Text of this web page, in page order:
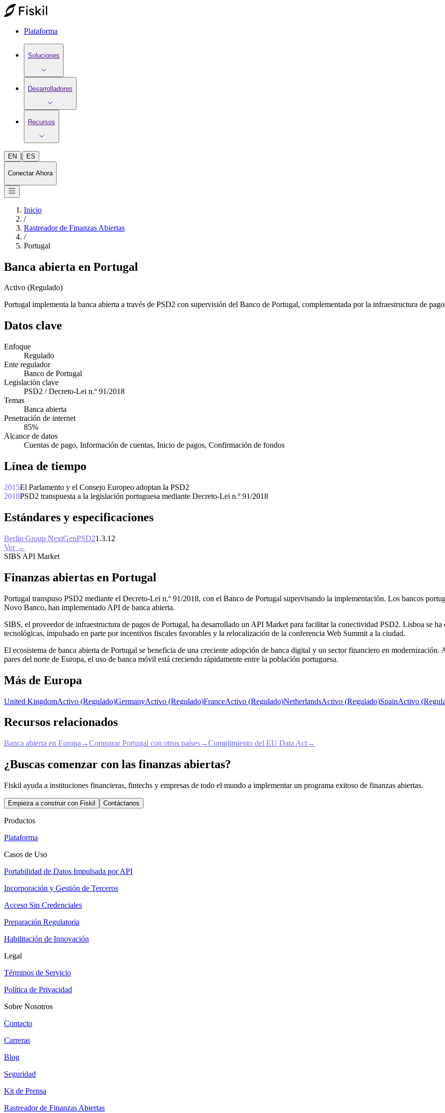
Plataforma
Soluciones
Desarrolladores
Recursos
EN | ES
Conectar Ahora
Inicio
/
Rastreador de Finanzas Abiertas
/
Portugal
Banca abierta en Portugal
Activo (Regulado)
Portugal implementa la banca abierta a través de PSD2 con supervisión del Banco de Portugal, complementada por la infraestructura de
Datos clave
Enfoque
Regulado
Ente regulador
Banco de Portugal
Legislación clave
PSD2 / Decreto-Lei n.º 91/2018
Temas
Banca abierta
Penetración de internet
85%
Alcance de datos
Cuentas de pago, Información de cuentas, Inicio de pagos, Confirmación de fondos
Línea de tiempo
2015El Parlamento y el Consejo Europeo adoptan la PSD2
2018PSD2 transpuesta a la legislación portuguesa mediante Decreto-Lei n.º 91/2018
Estándares y especificaciones
Berlin Group NextGenPSD21.3.12
Ver →
SIBS API Market
Finanzas abiertas en Portugal
Portugal transpuso PSD2 mediante el Decreto-Lei n.º 91/2018, con el Banco de Portugal supervisando la implementación. Los bancos
Novo Banco, han implementado API de banca abierta.
SIBS, el proveedor de infraestructura de pagos de Portugal, ha desarrollado un API Market para facilitar la conectividad PSD2. Lisboa se
tecnológicas, impulsado en parte por incentivos fiscales favorables y la relocalización de la conferencia Web Summit a la ciudad.
El ecosistema de banca abierta de Portugal se beneficia de una creciente adopción de banca digital y un sector financiero en
pares del norte de Europa, el uso de banca móvil está creciendo rápidamente entre la población portuguesa.
Más de Europa
United KingdomActivo (Regulado)GermanyActivo (Regulado)FranceActivo (Regulado)NetherlandsActivo (Regulado)SpainActivo
Recursos relacionados
Banca abierta en Europa →Comparar Portugal con otros países→Cumplimiento del EU Data Act→
¿Buscas comenzar con las finanzas abiertas?
Fiskil ayuda a instituciones financieras, fintechs y empresas de todo el mundo a implementar un programa exitoso de finanzas abiertas.
Empieza a construir con Fiskil Contáctanos
Productos
Plataforma
Casos de Uso
Portabilidad de Datos Impulsada por API
Incorporación y Gestión de Terceros
Acceso Sin Credenciales
Preparación Regulatoria
Habilitación de Innovación
Legal
Términos de Servicio
Política de Privacidad
Sobre Nosotros
Contacto
Carreras
Blog
Seguridad
Kit de Prensa
Rastreador de Finanzas Abiertas